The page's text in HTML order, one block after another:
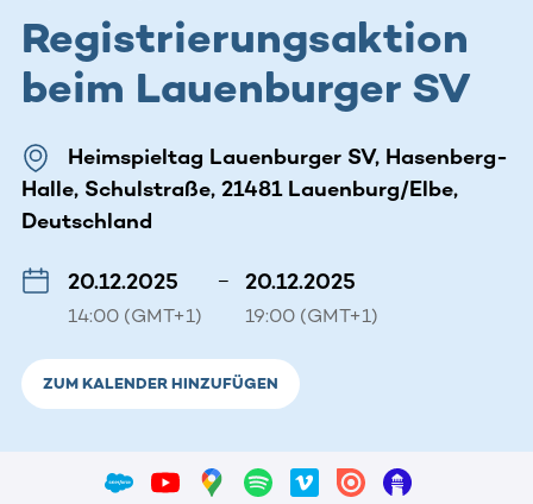
Registrierungsaktion
beim Lauenburger SV
Heimspieltag Lauenburger SV, Hasenberg-
Halle, Schulstraße, 21481 Lauenburg/Elbe,
Deutschland
20.12.2025
14:00 (GMT+1)
– 20.12.2025
19:00 (GMT+1)
ZUM KALENDER HINZUFÜGEN